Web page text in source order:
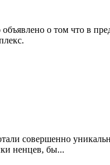
о том что в
совершенно
ненцев, бы...